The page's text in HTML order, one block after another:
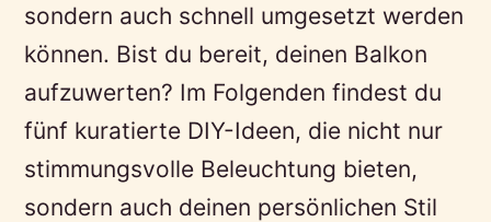
sondern auch schnell umgesetzt werden
können. Bist du bereit, deinen Balkon
aufzuwerten? Im Folgenden findest du
fünf kuratierte DIY-Ideen, die nicht nur
stimmungsvolle Beleuchtung bieten,
sondern auch deinen persönlichen Stil